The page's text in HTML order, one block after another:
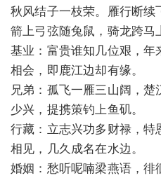
秋风结子一枝荣。雁行断续
箭上弓弦随兔鼠，骑龙跨马
基业：富贵谁知几位艰，年
相会，即鹿江边却有缘。
兄弟：孤飞一雁三山阔，
少兴，提携策钓上鱼矶。
行藏：立志兴功多财禄，
相见，几久成名在水边。
婚姻：愁听呢喃梁燕语，